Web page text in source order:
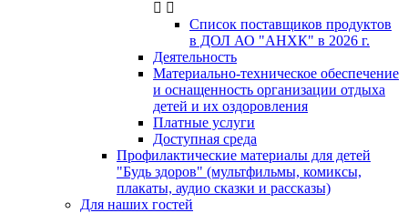
Список поставщиков продуктов
в ДОЛ АО "АНХК" в 2026 г.
Деятельность
Материально-техническое обеспечение
и оснащенность организации отдыха
детей и их оздоровления
Платные услуги
Доступная среда
Профилактические материалы для детей
"Будь здоров" (мультфильмы, комиксы,
плакаты, аудио сказки и рассказы)
Для наших гостей